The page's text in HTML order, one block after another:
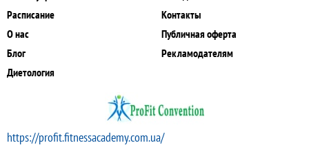
Расписание
О нас
Блог
Диетология
Контакты
Публичная оферта
Рекламодателям
https://profit.fitnessacademy.com.ua/